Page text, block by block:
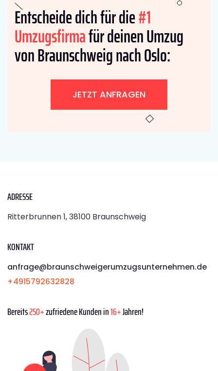
Entscheide dich für die#1
Umzugsfirmafür deinen Umzug
von Braunschweig nach Oslo:
JETZT ANFRAGEN
ADRESSE
Ritterbrunnen 1, 38100 Braunschweig
KONTAKT
anfrage@braunschweigerumzugsunternehmen.de
+4915792632828
Bereits250+zufriedene Kunden in16+Jahren!